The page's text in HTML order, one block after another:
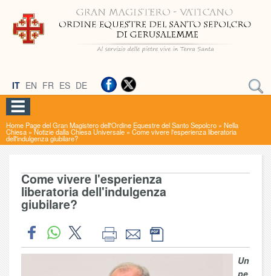
IT EN FR ES DE
Home Page del Gran Magistero dell'Ordine Equestre del Santo Sepolcro » Nella
Chiesa »Notizie dalla Chiesa Universale » Come vivere l'esperienza liberatoria
dell'indulgenza giubilare?
Come vivere l'esperienza
liberatoria dell'indulgenza
giubilare?
Un